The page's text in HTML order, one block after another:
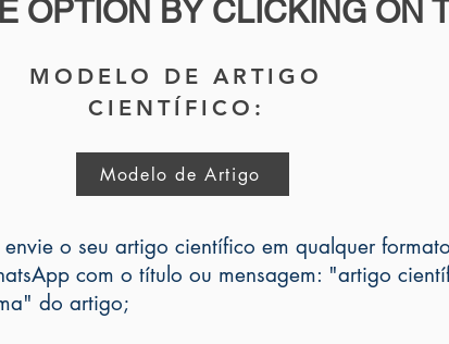
OPTION BY CLICKING ON
MODELO DE ARTIGO
CIENTÍFICO:
Modelo de Artigo
o seu artigo científico em qualquer
com o título ou mensagem: "artigo
do artigo;